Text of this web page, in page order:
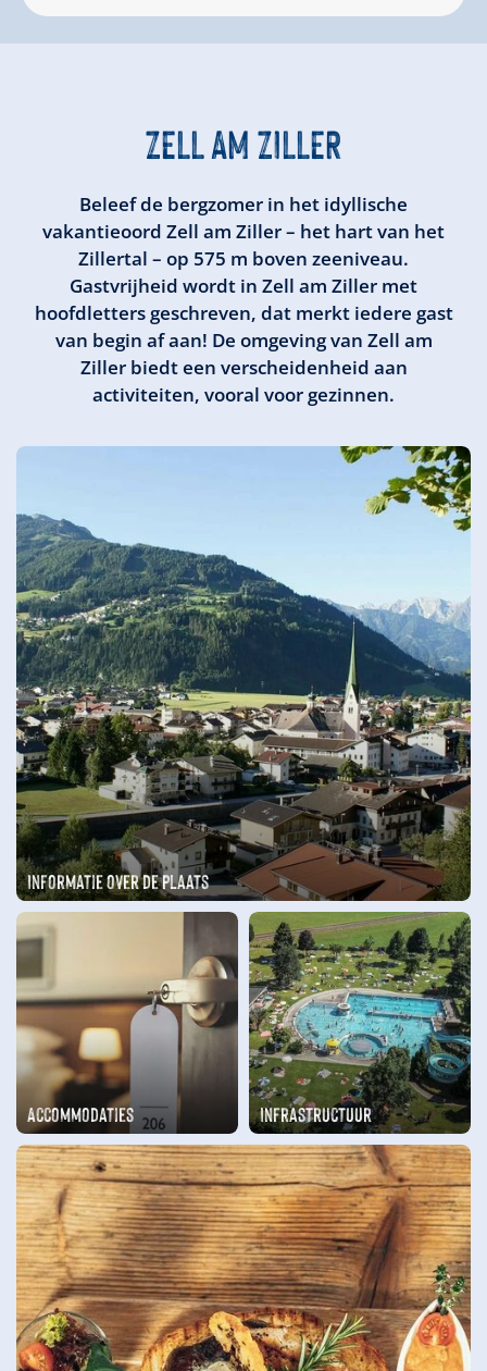
ZELL AM ZILLER
Beleef de bergzomer in het idyllische
vakantieoord Zell am Ziller – het hart van het
Zillertal – op 575 m boven zeeniveau.
Gastvrijheid wordt in Zell am Ziller met
hoofdletters geschreven, dat merkt iedere gast
van begin af aan! De omgeving van Zell am
Ziller biedt een verscheidenheid aan
activiteiten, vooral voor gezinnen.
Informatie over de plaats
Accommodaties Infrastructuur